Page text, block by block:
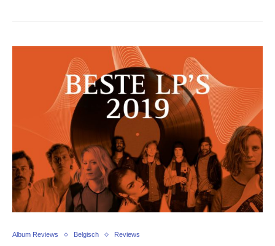
Album Reviews Belgisch Reviews